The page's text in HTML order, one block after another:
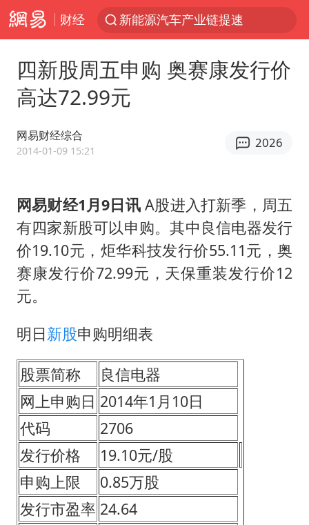
财经
新能源汽车产业链提速
大连一起飞航班因乘客可乐爆瓶折返
费大厨不自称“大王”了
辽宁28名务农人员中暑死亡？官方辟谣
“还不如不放假”
医疗垃圾做手机壳 这也是谋财害命
武契奇：欧洲已处于大战边缘
7月CPI同比上涨0.5% 经济内生增长动力持续增强
朱一龙的鼻子怎么了
成都多趟列车临时停运
下党之路
四新股周五申购 奥赛康发行价
高达72.99元
网易财经综合
2014-01-09 15:21
2026
网易财经1月9日讯A股进入打新季，周五
有四家新股可以申购。其中良信电器发行
价19.10元，炬华科技发行价55.11元，奥
赛康发行价72.99元，天保重装发行价12
元。
明日新股申购明细表
股票简称
良信电器
网上申购日 2014年1月10日
代码
2706
发行价格
19.10元/股
申购上限
0.85万股
发行市盈率 24.64